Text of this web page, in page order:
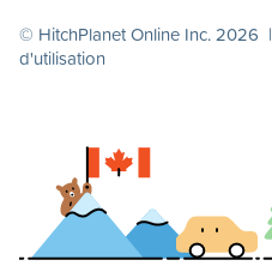
© HitchPlanet Online Inc. 2026 |
d'utilisation